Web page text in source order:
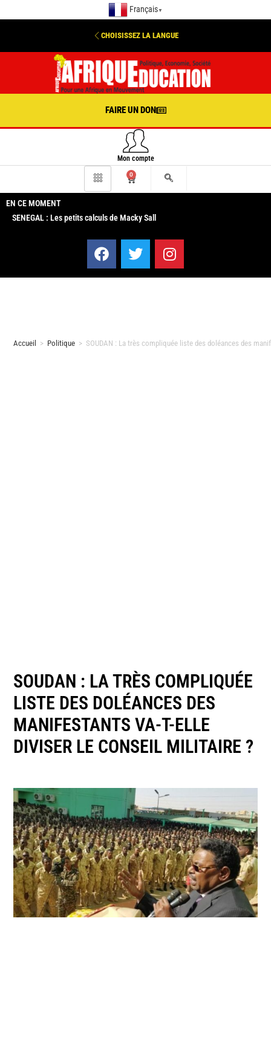
Français ▼
CHOISISSEZ LA LANGUE
FAIRE UN DON
Mon compte
0
EN CE MOMENT
SENEGAL : Les petits calculs de Macky Sall
Accueil > Politique > SOUDAN : La très compliquée liste des doléances des
SOUDAN : LA TRÈS COMPLIQUÉE
LISTE DES DOLÉANCES DES
MANIFESTANTS VA-T-ELLE
DIVISER LE CONSEIL MILITAIRE ?